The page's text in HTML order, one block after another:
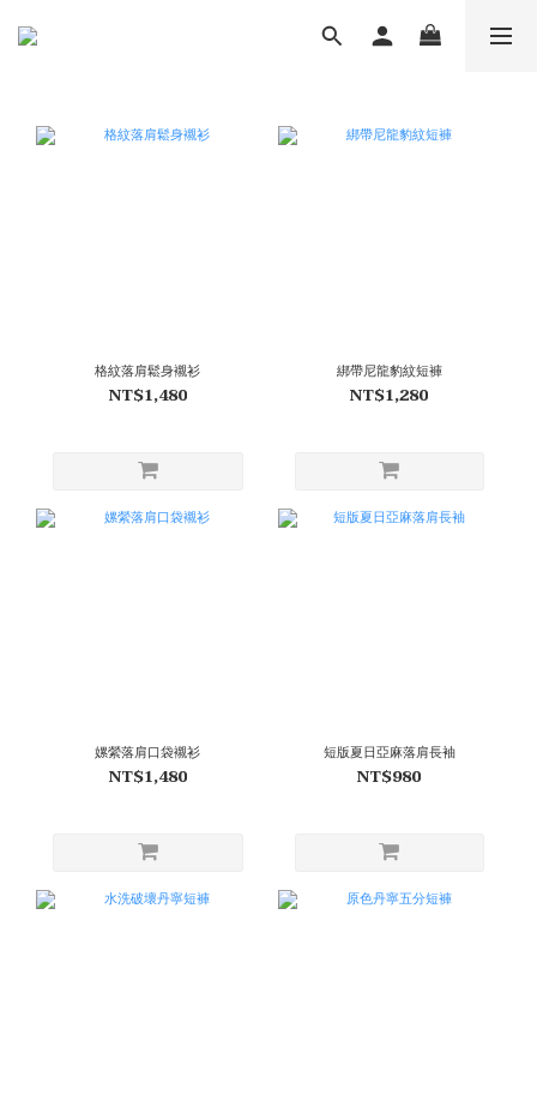
格紋落肩鬆身襯衫
NT$1,480
綁帶尼龍豹紋短褲
NT$1,280
嫘縈落肩口袋襯衫
NT$1,480
短版夏日亞麻落肩長袖
NT$980